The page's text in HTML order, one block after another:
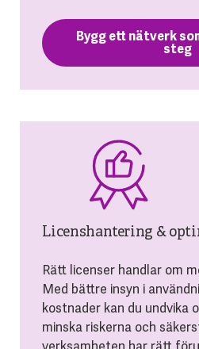
Bygg ett nätverk
steg
Licenshantering &
Rätt licenser handlar om
Med bättre insyn i
kostnader kan du undvika
minska riskerna och